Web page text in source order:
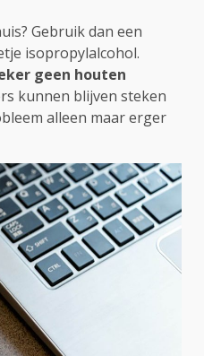
Gebruik dan een
isopropylalcohol.
geen houten
kunnen blijven steken
alleen maar erger